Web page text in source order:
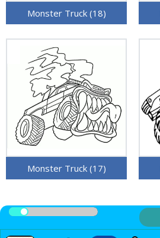
Monster Truck (18)
Monster Truck (17)